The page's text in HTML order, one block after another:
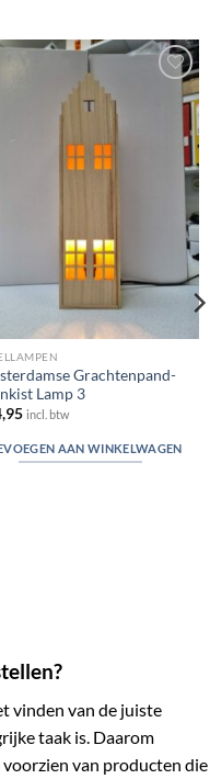
Toevoegen
Grachtenpand-
Lamp 3
incl. btw
AAN WINKELWAGEN
vinden van de juiste
taak is. Daarom
van producten die